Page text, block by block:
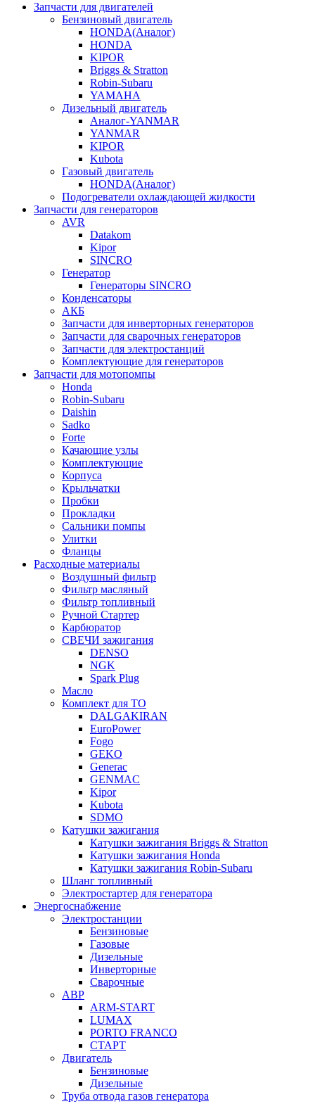
Запчасти для двигателей
Бензиновый двигатель
HONDA(Aналог)
HONDA
KIPOR
Briggs & Stratton
Robin-Subaru
YAMAHA
Дизельный двигатель
Аналог-YANMAR
YANMAR
KIPOR
Kubota
Газовый двигатель
HONDA(Aналог)
Подогреватели охлаждающей жидкости
Запчасти для генераторов
AVR
Datakom
Kipor
SINCRO
Генератор
Генераторы SINCRO
Конденсаторы
АКБ
Запчасти для инверторных генераторов
Запчасти для сварочных генераторов
Запчасти для электростанций
Комплектующие для генераторов
Запчасти для мотопомпы
Honda
Robin-Subaru
Daishin
Sadko
Forte
Качающие узлы
Комплектующие
Корпуса
Крыльчатки
Пробки
Прокладки
Сальники помпы
Улитки
Фланцы
Расходные материалы
Воздушный фильтр
Фильтр масляный
Фильтр топливный
Ручной Стартер
Карбюратор
СВЕЧИ зажигания
DENSO
NGK
Spark Plug
Масло
Комплект для ТО
DALGAKIRAN
EuroPower
Fogo
GEKO
Generac
GENMAC
Kipor
Kubota
SDMO
Катушки зажигания
Катушки зажигания Briggs & Stratton
Катушки зажигания Honda
Катушки зажигания Robin-Subaru
Шланг топливный
Электростартер для генератора
Энергоснабжение
Электростанции
Бензиновые
Газовые
Дизельные
Инверторные
Сварочные
АВР
ARM-START
LUMAX
PORTO FRANCO
СТАРТ
Двигатель
Бензиновые
Дизельные
Труба отвода газов генератора